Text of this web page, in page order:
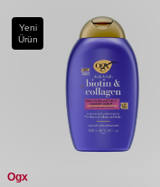
Yeni
Ürün
Ogx